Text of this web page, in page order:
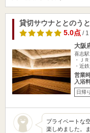
貸切サウナととのうと
5.0点/ 1
大阪
喜志
・Ｊ
・近
営業
入浴
日帰り
プライベートな
楽しめました。